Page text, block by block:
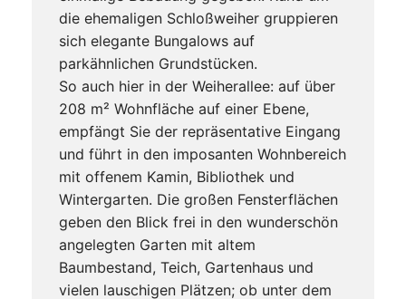
die ehemaligen Schloßweiher gruppieren
sich elegante Bungalows auf
parkähnlichen Grundstücken.
So auch hier in der Weiherallee: auf über
208 m² Wohnfläche auf einer Ebene,
empfängt Sie der repräsentative Eingang
und führt in den imposanten Wohnbereich
mit offenem Kamin, Bibliothek und
Wintergarten. Die großen Fensterflächen
geben den Blick frei in den wunderschön
angelegten Garten mit altem
Baumbestand, Teich, Gartenhaus und
vielen lauschigen Plätzen; ob unter dem